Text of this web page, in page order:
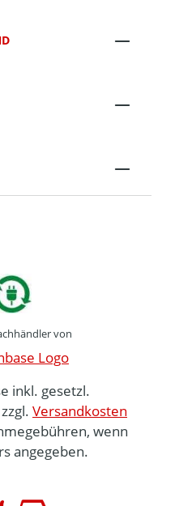
von
inkl. gesetzl.
Versandkosten
wenn
angegeben.